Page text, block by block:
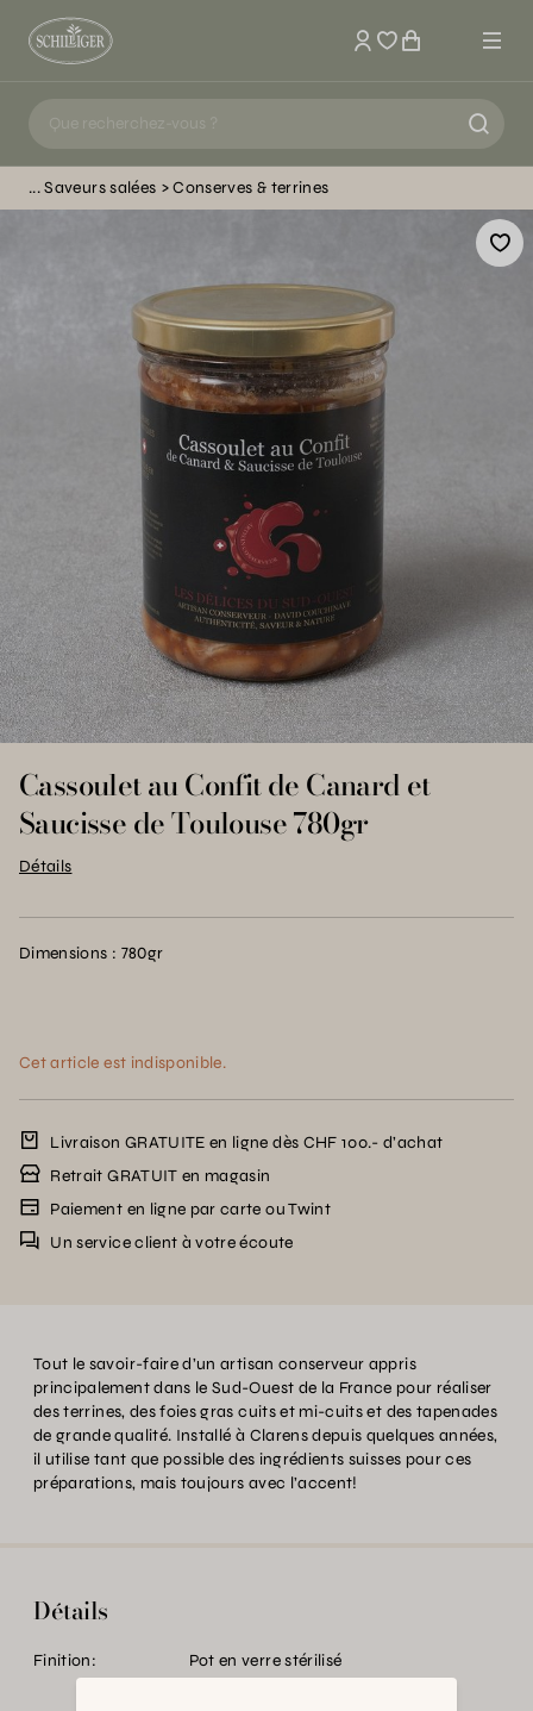
Mon compte
Saveurs salées Conserves & terrines
Cassoulet au Confit de Canard et
Saucisse de Toulouse 780gr
Détails
Dimensions : 780gr
Cet article est indisponible.
Livraison GRATUITE en ligne dès CHF 100.- d’achat
Retrait GRATUIT en magasin
Paiement en ligne par carte ou Twint
Un service client à votre écoute
Tout le savoir-faire d’un artisan conserveur appris
principalement dans le Sud-Ouest de la France pour réaliser
des terrines, des foies gras cuits et mi-cuits et des tapenades
de grande qualité. Installé à Clarens depuis quelques années,
il utilise tant que possible des ingrédients suisses pour ces
préparations, mais toujours avec l’accent!
Détails
Finition: Pot en verre stérilisé